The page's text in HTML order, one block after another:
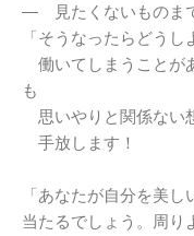
― 見たくないものまで
「そうなったらどう
働いてしまうことが
も
思いやりと関係ない
手放します！
「あなたが自分を美
当たるでしょう。周り